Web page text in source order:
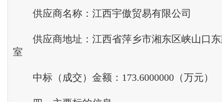
供应商名称：江西宇傲贸易有限公司
供应商地址：江西省萍乡市湘东区峡山口东
室
中标（成交）金额：173.6000000（万元）